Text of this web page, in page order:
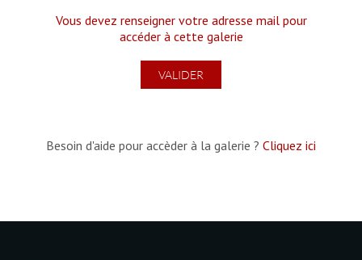
Vous devez renseigner votre adresse mail pour
accéder à cette galerie
Besoin d'aide pour accèder à la galerie ? Cliquez ici